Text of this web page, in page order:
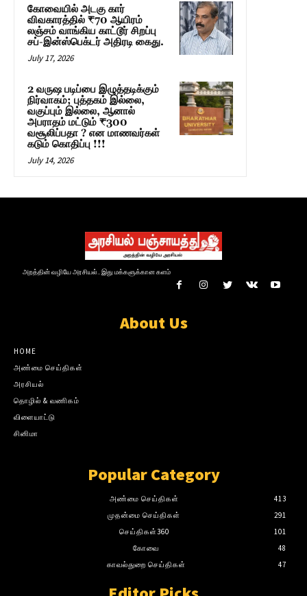
கோவையில் அடகு கார்
விவகாரத்தில் ₹70 ஆயிரம்
லஞ்சம் வாங்கிய காட்டூர் சிறப்பு
சப்-இன்ஸ்பெக்டர் அதிரடி கைது.
July 17, 2026
2 வருஷ படிப்பை இழுத்தடிக்கும்
நிர்வாகம்; புத்தகம் இல்லை,
வகுப்பும் இல்லை, ஆனால்
அபராதம் மட்டும் ₹300
வசூலிப்பதா ? என மாணவர்கள்
கடும் கொதிப்பு !!!
July 14, 2026
அறத்தின் வழியே அரசியல்.. இது மக்களுக்கான களம்
About Us
HOME
அண்மை செய்திகள்
அரசியல்
தொழில் & வணிகம்
விளையாட்டு
சினிமா
Popular Category
அண்மை செய்திகள்
413
முதன்மை செய்திகள்
291
செய்திகள்360
101
கோவை
48
காவல்துறை செய்திகள்
47